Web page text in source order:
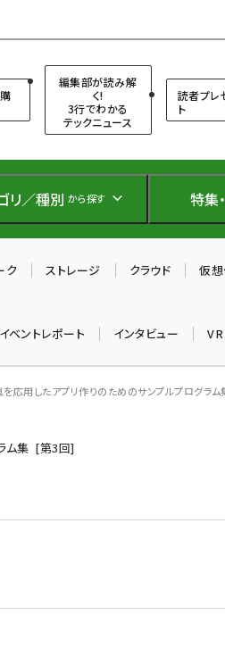
編集部が読み解
く!
3行でわかる
テックニュース
読者プレ
ト
リ／種別 から探す 特集
ク ストレージ クラウド 仮
イベントレポート インタビュー VR
を応用したアプリ作りのためのサンプルプログラム
ム集 第3回